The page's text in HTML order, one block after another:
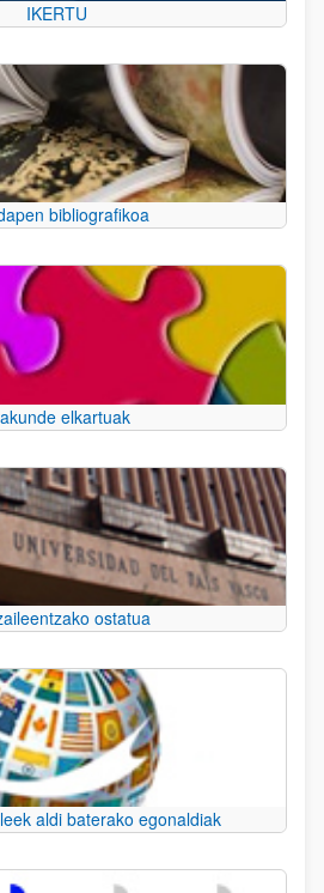
IKERTU
bibliografikoa
elkartuak
ostatua
aldi baterako egonaldiak